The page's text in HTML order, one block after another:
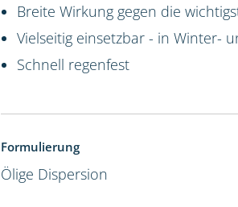
Breite Wirkung gegen die
Vielseitig einsetzbar - in Winter-
Schnell regenfest
Formulierung
Ölige Dispersion